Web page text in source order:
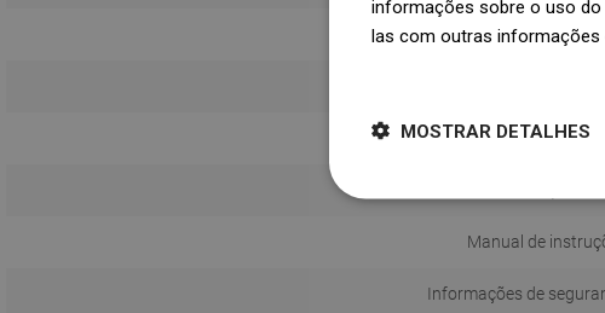
Quantidade de
Manual de
Informações de
informações sobre o uso
las com outras informações
MOSTRAR DETALHES